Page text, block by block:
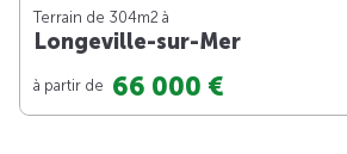
Terrain de 304m2 à
Longeville-sur-Mer
à partir de 66 000 €